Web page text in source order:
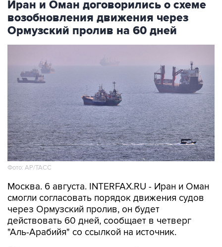
Иран и Оман договорились о схеме
возобновления движения через
Ормузский пролив на 60 дней
Фото: AP/ТАСС
Москва. 6 августа. INTERFAX.RU - Иран и Оман
смогли согласовать порядок движения судов
через Ормузский пролив, он будет
действовать 60 дней, сообщает в четверг
"Аль-Арабийя" со ссылкой на источник.